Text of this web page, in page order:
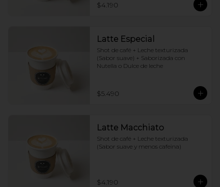
$4.190
Latte Especial
Shot de café + Leche texturizada
(Sabor suave) + Saborizada con
Nutella o Dulce de leche
$5.490
Latte Macchiato
Shot de café + Leche texturizada
(Sabor suave y menos cafeina)
$4.190